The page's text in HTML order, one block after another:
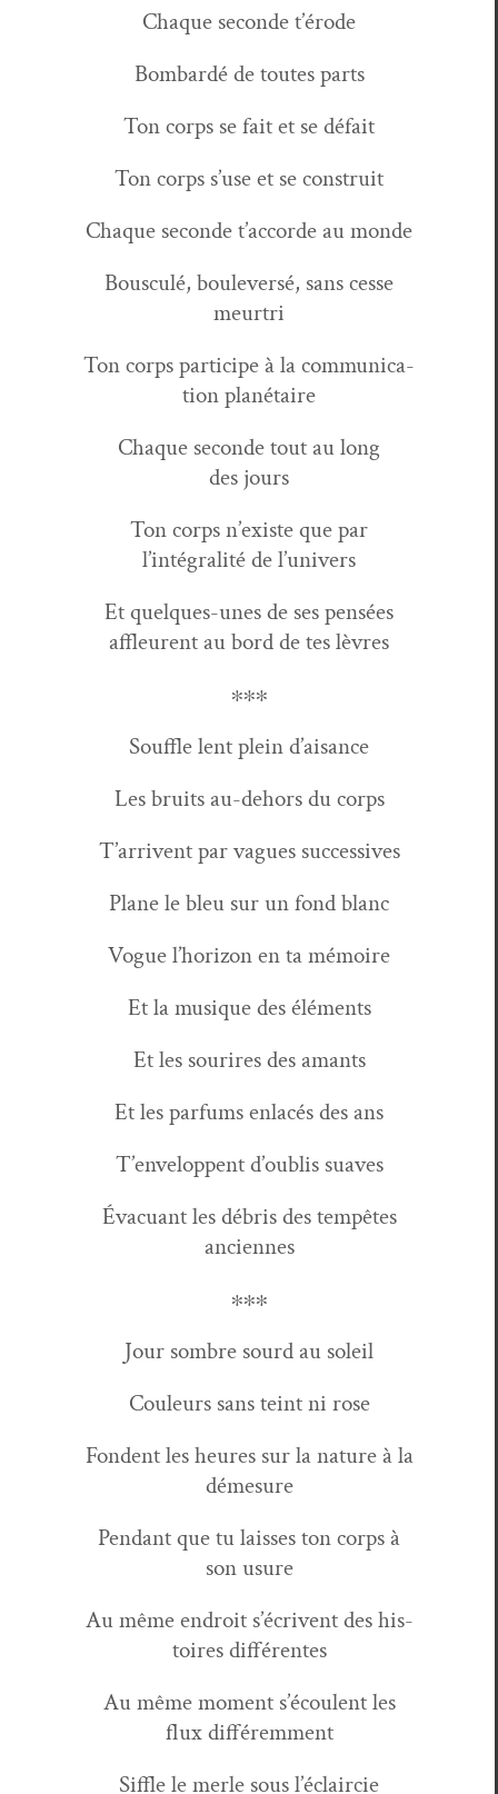
Chaque sec­onde t’érode
Bom­bardé de toutes parts
Ton corps se fait et se défait
Ton corps s’use et se construit
Chaque sec­onde t’accorde au monde
Bous­culé, boulever­sé, sans cesse
meurtri
Ton corps par­ticipe à la com­mu­ni­ca­
tion planétaire
Chaque sec­onde tout au long
des jours
Ton corps n’existe que par
l’intégralité de l’univers
Et quelques-unes de ses pen­sées
affleurent au bord de tes lèvres
∗∗∗
Souf­fle lent plein d’aisance
Les bruits au-dehors du corps
T’ar­rivent par vagues successives
Plane le bleu sur un fond blanc
Vogue l’hori­zon en ta mémoire
Et la musique des éléments
Et les sourires des amants
Et les par­fums enlacés des ans
T’en­velop­pent d’ou­b­lis suaves
Évac­uant les débris des tem­pêtes
anciennes
∗∗∗
Jour som­bre sourd au soleil
Couleurs sans teint ni rose
Fondent les heures sur la nature à la
démesure
Pen­dant que tu laiss­es ton corps à
son usure
Au même endroit s’écrivent des his­
toires différentes
Au même moment s’écoulent les
flux différemment
Sif­fle le mer­le sous l’éclaircie